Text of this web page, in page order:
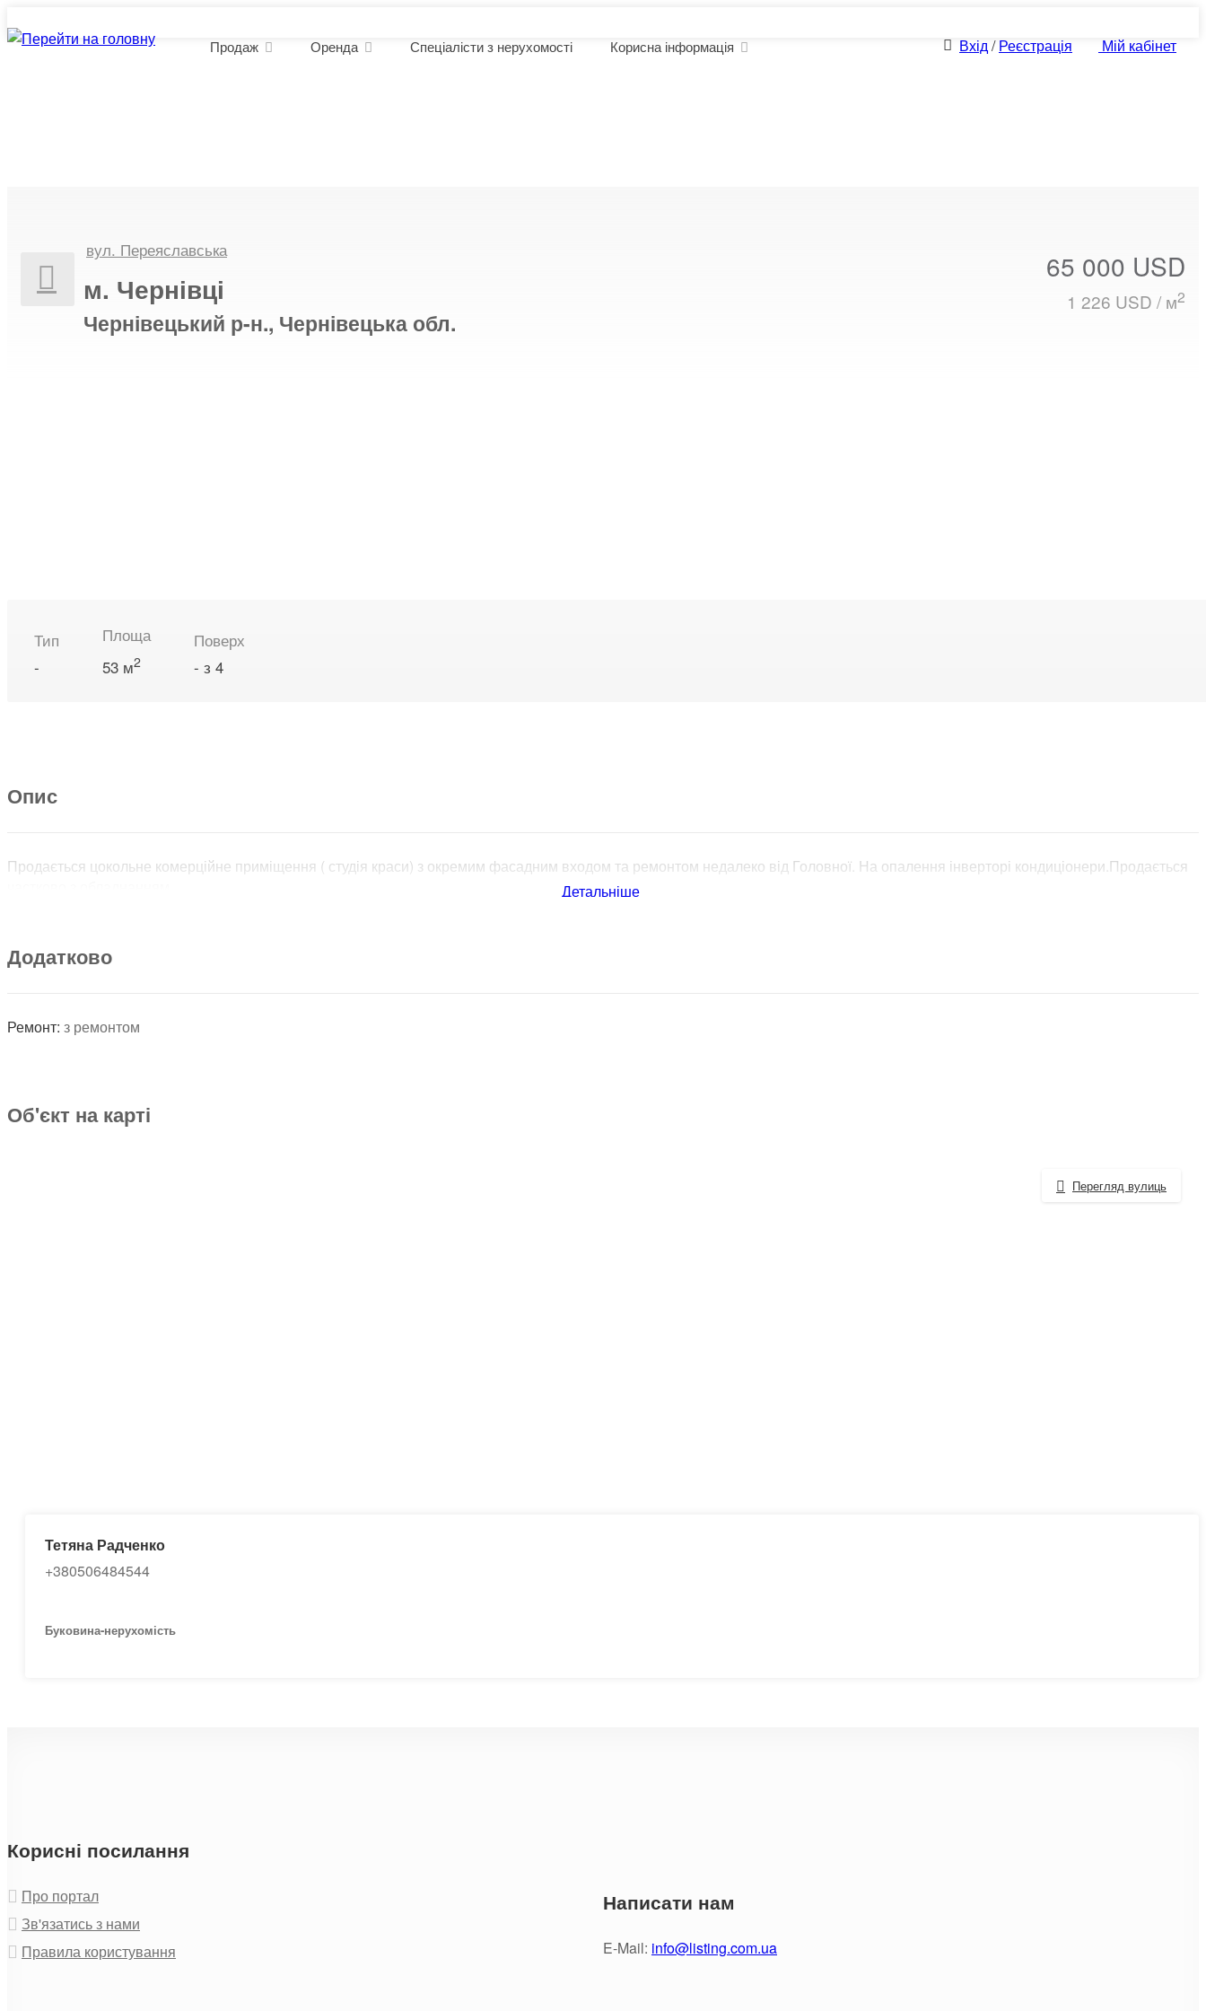
Продаж Оренда Спеціалісти з нерухомості Корисна інформація Вхід/Реєстрація Мій кабінет
вул. Переяславська
м. Чернівці
Чернівецький р-н., Чернівецька обл.
65 000 USD
1 226 USD / м2
Тип
-
Площа
53 м2
Поверх
- з 4
Опис
Продається цокольне комерційне приміщення ( студія краси) з окремим фасадним входом та ремонтом недалеко від Головної. На опалення інверторі кондиціонери.Продається
Детальніше
Додатково
Ремонт: з ремонтом
Об'єкт на карті
Перегляд вулиць
Тетяна Радченко
+380506484544
Буковина-нерухомість
Корисні посилання
Про портал
Зв'язатись з нами
Правила користування
Написати нам
E-Mail: info@listing.com.ua